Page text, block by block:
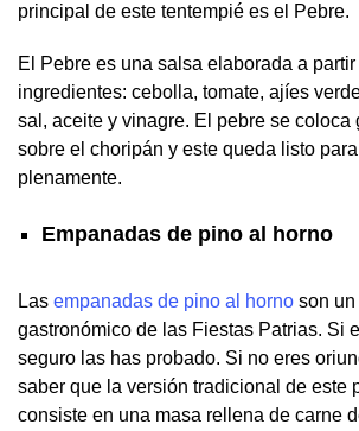
principal de este tentempié es el Pebre.
El Pebre es una salsa elaborada a
ingredientes: cebolla, tomate, ajíes
sal, aceite y vinagre. El pebre se coloca
sobre el choripán y este queda listo
plenamente.
Empanadas de pino al horno
Las empanadas de pino al horno son
gastronómico de las Fiestas Patrias. Si
seguro las has probado. Si no eres
saber que la versión tradicional de este
consiste en una masa rellena de carne